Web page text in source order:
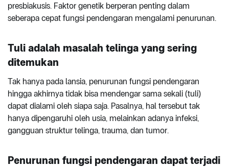
presbiakusis. Faktor genetik berperan penting dalam
seberapa cepat fungsi pendengaran mengalami penurunan.
Tuli adalah masalah telinga yang sering
ditemukan
Tak hanya pada lansia, penurunan fungsi pendengaran
hingga akhirnya tidak bisa mendengar sama sekali (tuli)
dapat dialami oleh siapa saja. Pasalnya, hal tersebut tak
hanya dipengaruhi oleh usia, melainkan adanya infeksi,
gangguan struktur telinga, trauma, dan tumor.
Penurunan fungsi pendengaran dapat terjadi